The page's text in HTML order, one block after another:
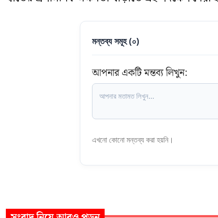
মন্তব্য সমূহ (০)
আপনার একটি মন্তব্য লিখুন:
এখনো কোনো মন্তব্য করা হয়নি।